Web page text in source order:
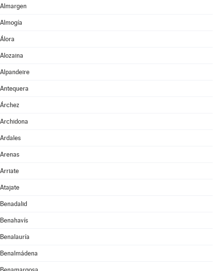
Almargen
Almogía
Álora
Alozaina
Alpandeire
Antequera
Árchez
Archidona
Ardales
Arenas
Arriate
Atajate
Benadalid
Benahavís
Benalauría
Benalmádena